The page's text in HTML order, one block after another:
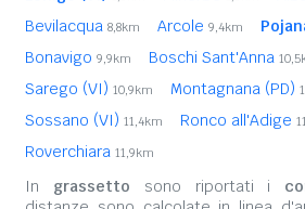
Bevilacqua 8,8km Arcole 9,4km
Bonavigo 9,9km Boschi Sant'Anna
Sarego (VI) 10,9km Montagnana (PD)
Sossano (VI) 11,4km Ronco all'Adige
Roverchiara 11,9km
In grassetto sono riportati i